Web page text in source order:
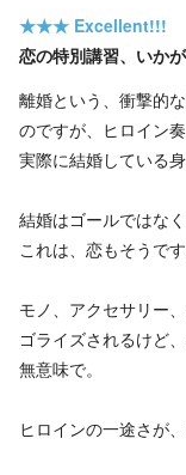
★★★ Excellent!!!
恋の特別講習、いか
離婚という、衝撃的
のですが、ヒロイン
実際に結婚している
結婚はゴールではなく
これは、恋もそうです
モノ、アクセサリー
ゴライズされるけど
無意味で。
ヒロインの一途さが